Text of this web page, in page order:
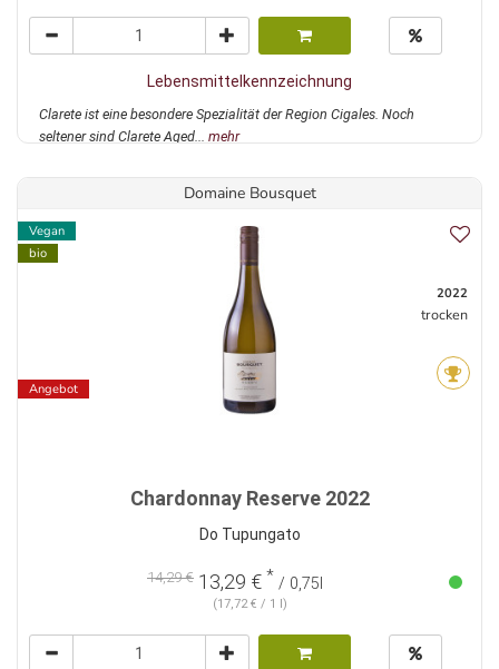
Lebensmittelkennzeichnung
Clarete ist eine besondere Spezialität der Region Cigales. Noch
seltener sind Clarete Aged... mehr
Domaine Bousquet
Vegan
bio
Angebot
2022
trocken
Chardonnay Reserve 2022
Do Tupungato
14,29 € 13,29 € * / 0,75l
(17,72 € / 1 l)